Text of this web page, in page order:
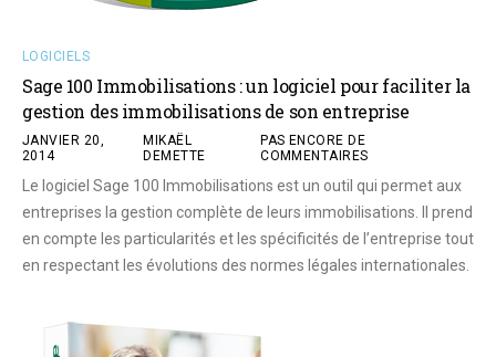
LOGICIELS
Sage 100 Immobilisations : un logiciel pour faciliter la
gestion des immobilisations de son entreprise
JANVIER 20,
2014
MIKAËL
DEMETTE
PAS ENCORE DE
COMMENTAIRES
Le logiciel Sage 100 Immobilisations est un outil qui permet aux
entreprises la gestion complète de leurs immobilisations. Il prend
en compte les particularités et les spécificités de l’entreprise tout
en respectant les évolutions des normes légales internationales.